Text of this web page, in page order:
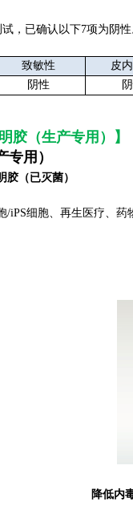
，已确认以下7项为阴性
致敏性 皮
阴性
胶（生产专用）】
用）
（已灭菌）
/iPS细胞、再生医疗、
降低内